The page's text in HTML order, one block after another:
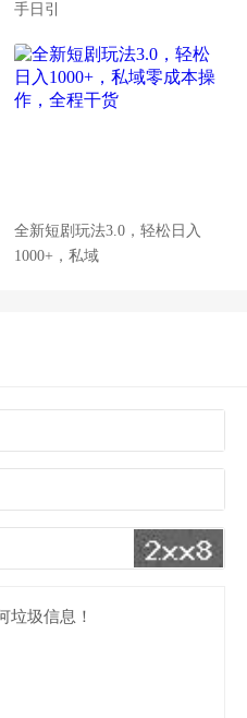
手日引
全新短剧玩法3.0，轻松日入
1000+，私域